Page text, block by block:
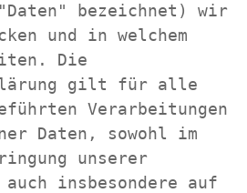
bezeichnet) wir
und in welchem
Die
gilt für alle
Verarbeitungen
Daten, sowohl im
unserer
insbesondere auf